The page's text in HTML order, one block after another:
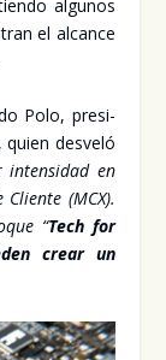
algu­nos
el alcan­ce
Polo, pre­si­
quien des­ve­ló
inten­si­dad en
(MCX).
“Tech for
crear un